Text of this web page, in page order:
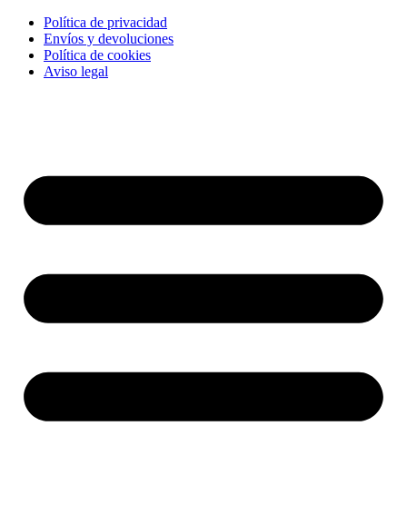
Política de privacidad
Envíos y devoluciones
Política de cookies
Aviso legal